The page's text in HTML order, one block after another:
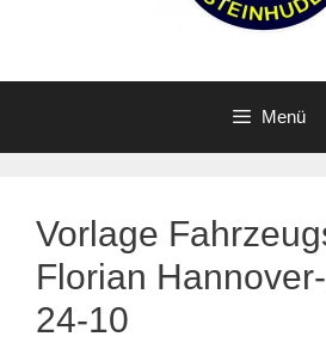
Menü
Vorlage
Florian
24-10